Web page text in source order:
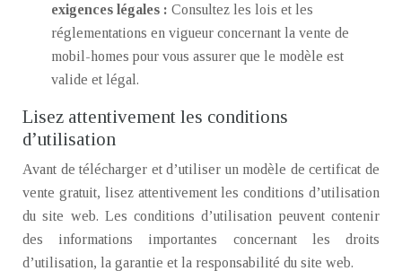
exigences légales : Consultez les lois et les
réglementations en vigueur concernant la vente de
mobil-homes pour vous assurer que le modèle est
valide et légal.
Lisez attentivement les conditions
d’utilisation
Avant de télécharger et d’utiliser un modèle de certificat de
vente gratuit, lisez attentivement les conditions d’utilisation
du site web. Les conditions d’utilisation peuvent contenir
des informations importantes concernant les droits
d’utilisation, la garantie et la responsabilité du site web.